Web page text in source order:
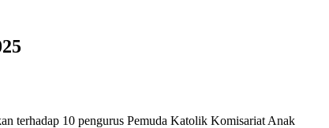
terhadap 10 pengurus Pemuda Katolik Komisariat Anak